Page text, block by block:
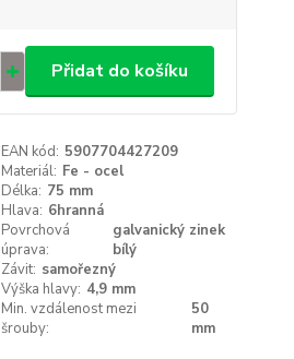
Přidat do košíku
EAN kód: 5907704427209
Materiál: Fe - ocel
Délka: 75 mm
Hlava: 6hranná
Povrchová
úprava:
galvanický zinek
bílý
Závit: samořezný
Výška hlavy: 4,9 mm
Min. vzdálenost mezi
šrouby:
50
mm